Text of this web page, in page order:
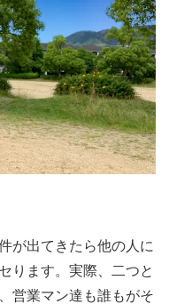
が出てきたら他の人に
ります。実際、二つと
営業マン達も誰もがそ